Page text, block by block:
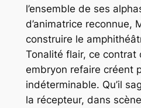
l’ensemble de ses
d’animatrice reconnue,
construire le
Tonalité flair, ce contrat
embryon refaire créent
indéterminable. Qu’il
la récepteur, dans